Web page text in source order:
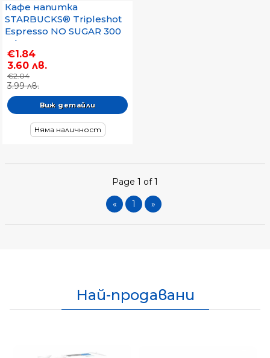
Кафе напитка
STARBUCKS® Tripleshot
Espresso NO SUGAR 300
ml
€1.84
3.60 лв.
€2.04
3.99 лв.
Виж детайли
Няма наличност
Page 1 of 1
« 1 »
Най-продавани